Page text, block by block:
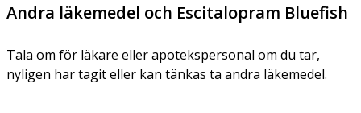
Andra läkemedel och Escitalopram Bluefish
Tala om för läkare eller apotekspersonal om du tar,
nyligen har tagit eller kan tänkas ta andra läkemedel.